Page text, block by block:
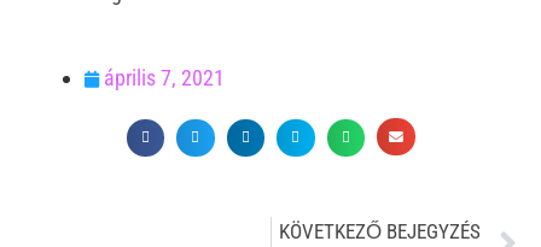
április 7, 2021
KÖVETKEZŐ BEJEGYZÉS